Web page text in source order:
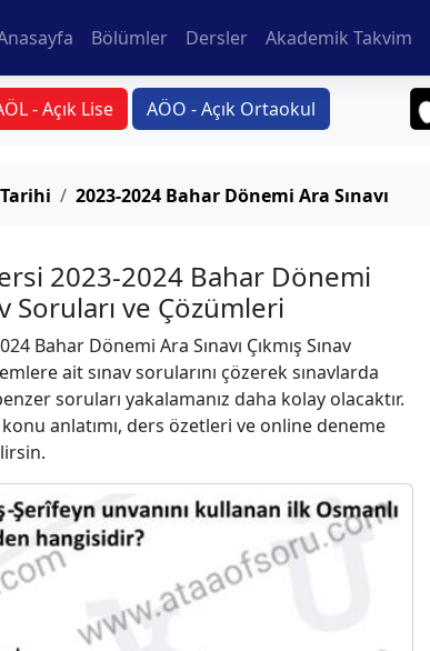
Bölümler Dersler Akademik Takvim
- Açık Lise AÖO - Açık Ortaokul
2023-2024 Bahar Dönemi Ara Sınavı
2023-2024 Bahar Dönemi
Soruları ve Çözümleri
Bahar Dönemi Ara Sınavı Çıkmış Sınav
ait sınav sorularını çözerek sınavlarda
soruları yakalamanız daha kolay olacaktır.
konu anlatımı, ders özetleri ve online deneme